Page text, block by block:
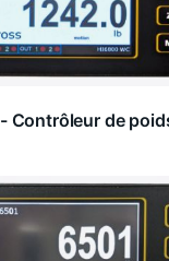
Contrôleur de